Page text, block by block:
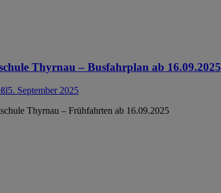
Thyrnau – Busfahrplan ab 16.09.2025
5. September 2025
Thyrnau – Frühfahrten ab 16.09.2025